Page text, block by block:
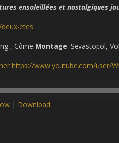
ensoleillées et nostalgiques
etes
, Côme Montage: Sevastopol,
https://www.youtube.com/user/
| Download